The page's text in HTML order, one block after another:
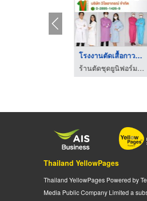
โรงงานตัดเสื้อกาวน์ ...
ร้านตัดชุดยูนิฟอร์ม โรงงานผลิตชุดยูนิฟอร์ม
Thailand YellowPages
Thailand YellowPages Powered by
Media Public Company Limited a